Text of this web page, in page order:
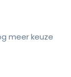
meer keuze